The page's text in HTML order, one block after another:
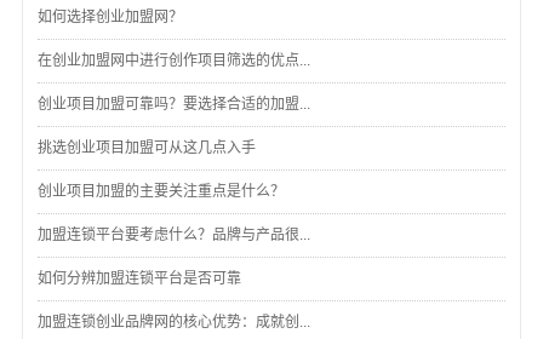
如何选择创业加盟网？
在创业加盟网中进行创作项目筛选的优点...
创业项目加盟可靠吗？要选择合适的加盟...
挑选创业项目加盟可从这几点入手
创业项目加盟的主要关注重点是什么？
加盟连锁平台要考虑什么？品牌与产品很...
如何分辨加盟连锁平台是否可靠
加盟连锁创业品牌网的核心优势：成就创...